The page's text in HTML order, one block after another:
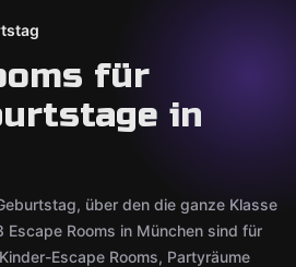
für
in
über den die ganze Klasse
Rooms in München sind für
Escape Rooms, Partyräume